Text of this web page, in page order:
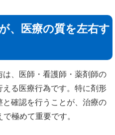
、医療の質を左右す
、医師・看護師・薬剤師の
る医療行為です。特に剤形
確認を行うことが、治療の
極めて重要です。